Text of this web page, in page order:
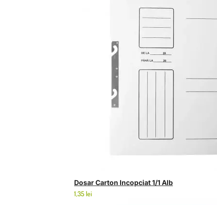
Dosar Carton Incopciat 1/1 Alb
1,35lei